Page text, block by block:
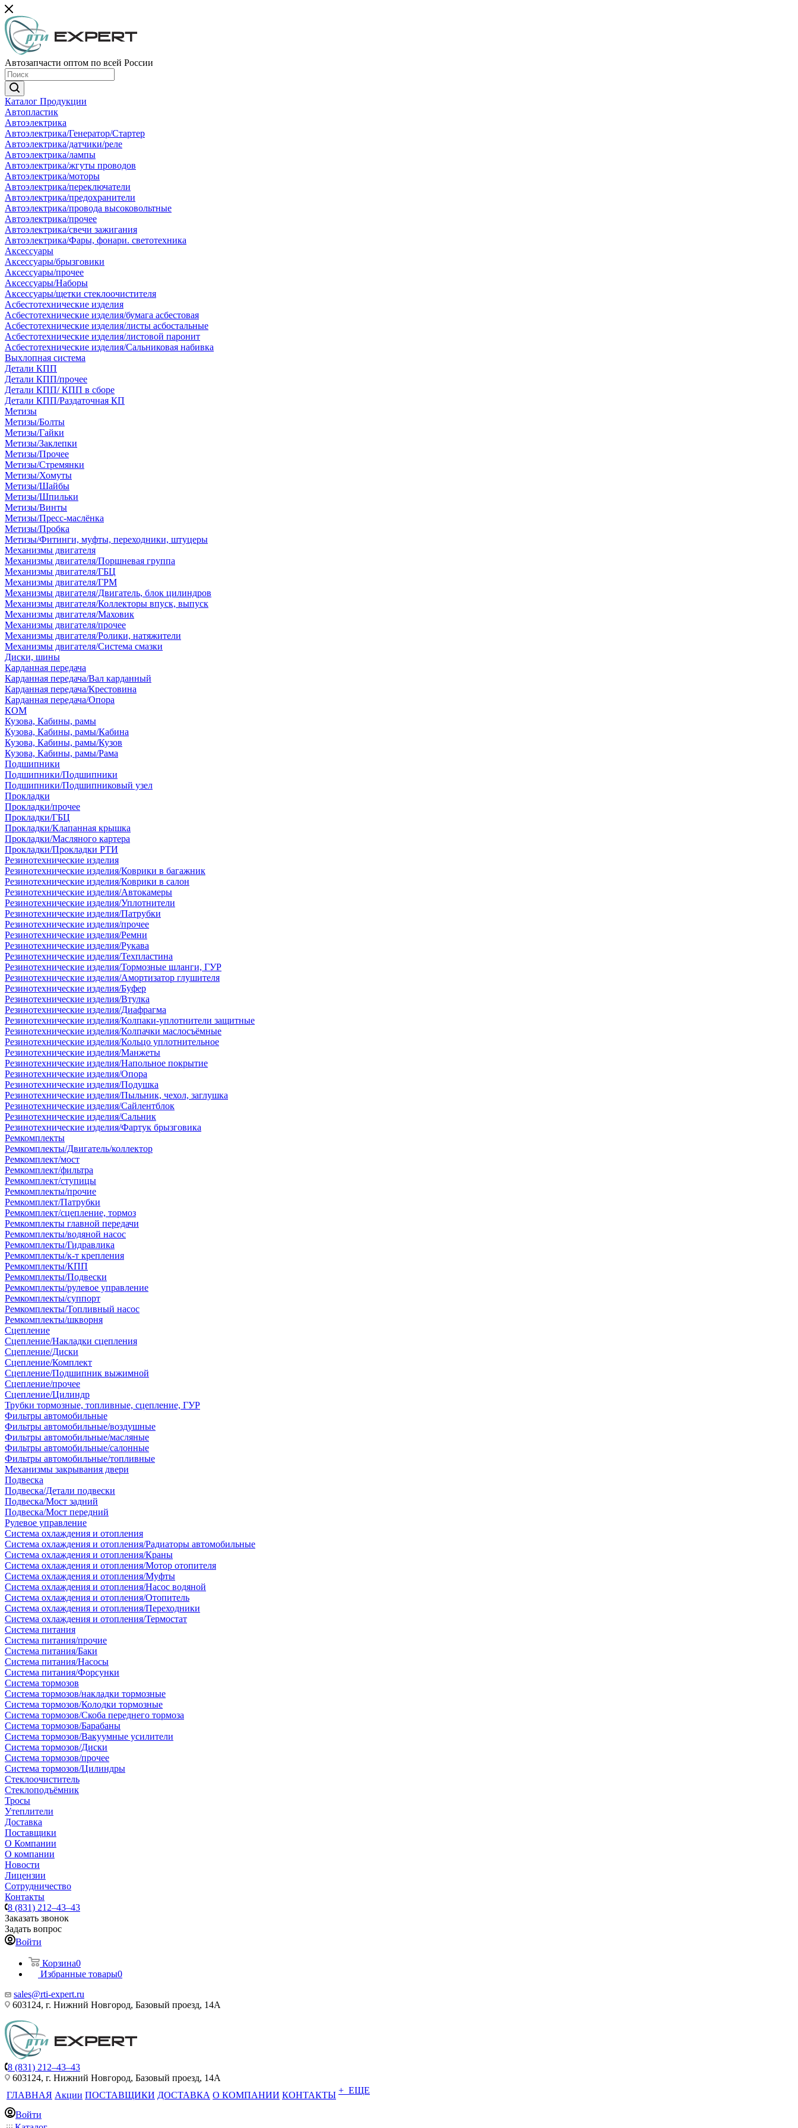
Автозапчасти оптом по всей России
Каталог Продукции
Автопластик
Автоэлектрика
Автоэлектрика/Генератор/Стартер
Автоэлектрика/датчики/реле
Автоэлектрика/лампы
Автоэлектрика/жгуты проводов
Автоэлектрика/моторы
Автоэлектрика/переключатели
Автоэлектрика/предохранители
Автоэлектрика/провода высоковольтные
Автоэлектрика/прочее
Автоэлектрика/свечи зажигания
Автоэлектрика/Фары, фонари. светотехника
Аксессуары
Аксессуары/брызговики
Аксессуары/прочее
Аксессуары/Наборы
Аксессуары/щетки стеклоочистителя
Асбестотехнические изделия
Асбестотехнические изделия/бумага асбестовая
Асбестотехнические изделия/листы асбостальные
Асбестотехнические изделия/листовой паронит
Асбестотехнические изделия/Сальниковая набивка
Выхлопная система
Детали КПП
Детали КПП/прочее
Детали КПП/ КПП в сборе
Детали КПП/Раздаточная КП
Метизы
Метизы/Болты
Метизы/Гайки
Метизы/Заклепки
Метизы/Прочее
Метизы/Стремянки
Метизы/Хомуты
Метизы/Шайбы
Метизы/Шпильки
Метизы/Винты
Метизы/Пресс-маслёнка
Метизы/Пробка
Метизы/Фитинги, муфты, переходники, штуцеры
Механизмы двигателя
Механизмы двигателя/Поршневая группа
Механизмы двигателя/ГБЦ
Механизмы двигателя/ГРМ
Механизмы двигателя/Двигатель, блок цилиндров
Механизмы двигателя/Коллекторы впуск, выпуск
Механизмы двигателя/Маховик
Механизмы двигателя/прочее
Механизмы двигателя/Ролики, натяжители
Механизмы двигателя/Система смазки
Диски, шины
Карданная передача
Карданная передача/Вал карданный
Карданная передача/Крестовина
Карданная передача/Опора
КОМ
Кузова, Кабины, рамы
Кузова, Кабины, рамы/Кабина
Кузова, Кабины, рамы/Кузов
Кузова, Кабины, рамы/Рама
Подшипники
Подшипники/Подшипники
Подшипники/Подшипниковый узел
Прокладки
Прокладки/прочее
Прокладки/ГБЦ
Прокладки/Клапанная крышка
Прокладки/Масляного картера
Прокладки/Прокладки РТИ
Резинотехнические изделия
Резинотехнические изделия/Коврики в багажник
Резинотехнические изделия/Коврики в салон
Резинотехнические изделия/Автокамеры
Резинотехнические изделия/Уплотнители
Резинотехнические изделия/Патрубки
Резинотехнические изделия/прочее
Резинотехнические изделия/Ремни
Резинотехнические изделия/Рукава
Резинотехнические изделия/Техпластина
Резинотехнические изделия/Тормозные шланги, ГУР
Резинотехнические изделия/Амортизатор глушителя
Резинотехнические изделия/Буфер
Резинотехнические изделия/Втулка
Резинотехнические изделия/Диафрагма
Резинотехнические изделия/Колпаки-уплотнители защитные
Резинотехнические изделия/Колпачки маслосъёмные
Резинотехнические изделия/Кольцо уплотнительное
Резинотехнические изделия/Манжеты
Резинотехнические изделия/Напольное покрытие
Резинотехнические изделия/Опора
Резинотехнические изделия/Подушка
Резинотехнические изделия/Пыльник, чехол, заглушка
Резинотехнические изделия/Сайлентблок
Резинотехнические изделия/Сальник
Резинотехнические изделия/Фартук брызговика
Ремкомплекты
Ремкомплекты/Двигатель/коллектор
Ремкомплект/мост
Ремкомплект/фильтра
Ремкомплект/ступицы
Ремкомплекты/прочие
Ремкомплект/Патрубки
Ремкомплект/сцепление, тормоз
Ремкомплекты главной передачи
Ремкомплекты/водяной насос
Ремкомплекты/Гидравлика
Ремкомплекты/к-т крепления
Ремкомплекты/КПП
Ремкомплекты/Подвески
Ремкомплекты/рулевое управление
Ремкомплекты/суппорт
Ремкомплекты/Топливный насос
Ремкомплекты/шкворня
Сцепление
Сцепление/Накладки сцепления
Сцепление/Диски
Сцепление/Комплект
Сцепление/Подшипник выжимной
Сцепление/прочее
Сцепление/Цилиндр
Трубки тормозные, топливные, сцепление, ГУР
Фильтры автомобильные
Фильтры автомобильные/воздушные
Фильтры автомобильные/масляные
Фильтры автомобильные/салонные
Фильтры автомобильные/топливные
Механизмы закрывания двери
Подвеска
Подвеска/Детали подвески
Подвеска/Мост задний
Подвеска/Мост передний
Рулевое управление
Система охлаждения и отопления
Система охлаждения и отопления/Радиаторы автомобильные
Система охлаждения и отопления/Краны
Система охлаждения и отопления/Мотор отопителя
Система охлаждения и отопления/Муфты
Система охлаждения и отопления/Насос водяной
Система охлаждения и отопления/Отопитель
Система охлаждения и отопления/Переходники
Система охлаждения и отопления/Термостат
Система питания
Система питания/прочие
Система питания/Баки
Система питания/Насосы
Система питания/Форсунки
Система тормозов
Система тормозов/накладки тормозные
Система тормозов/Колодки тормозные
Система тормозов/Скоба переднего тормоза
Система тормозов/Барабаны
Система тормозов/Вакуумные усилители
Система тормозов/Диски
Система тормозов/прочее
Система тормозов/Цилиндры
Стеклоочиститель
Стеклоподъёмник
Тросы
Утеплители
Доставка
Поставщики
О Компании
О компании
Новости
Лицензии
Сотрудничество
Контакты
8 (831) 212–43–43
Заказать звонок
Задать вопрос
Войти
Корзина0
Избранные товары0
sales@rti-expert.ru
603124, г. Нижний Новгород, Базовый проезд, 14А
8 (831) 212–43–43
603124, г. Нижний Новгород, Базовый проезд, 14А
ГЛАВНАЯ Акции ПОСТАВЩИКИ ДОСТАВКА О КОМПАНИИ КОНТАКТЫ + ЕЩЕ
Войти